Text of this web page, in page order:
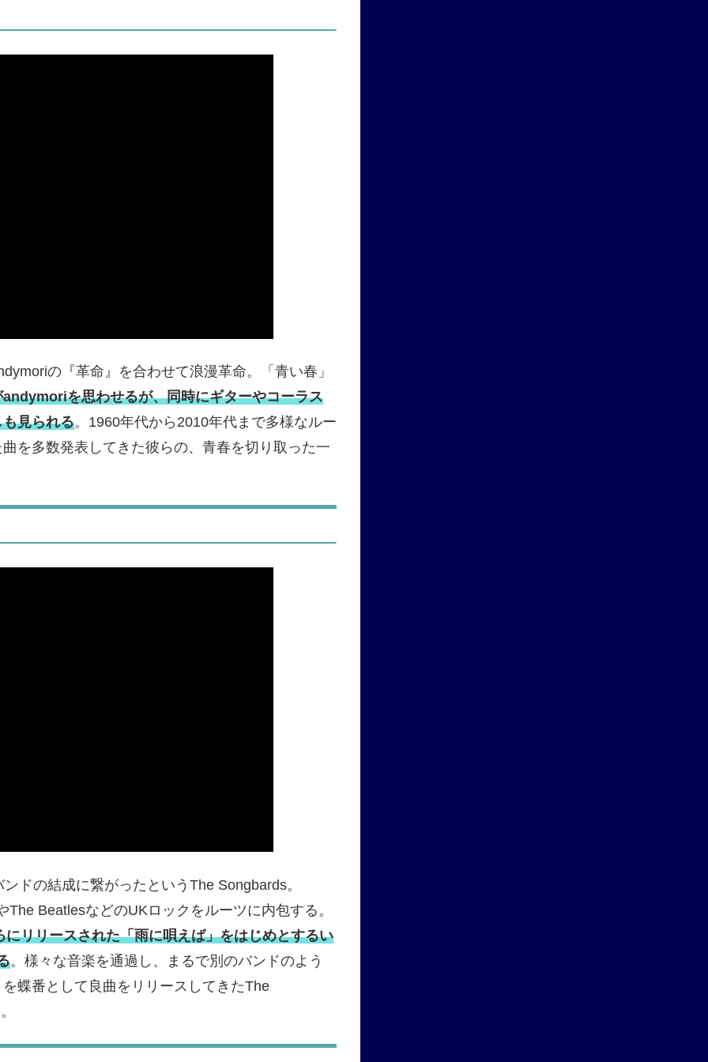
の『革命』を合わせて浪漫革命。「青い春」
を思わせるが、同時にギターやコーラス
見られる。1960年代から2010年代まで多様なルー
を多数発表してきた彼らの、青春を切り取った一
ドの結成に繋がったというThe Songbards。
BeatlesなどのUKロックをルーツに内包する。
リリースされた「雨に唄えば」をはじめとするい
。様々な音楽を通過し、まるで別のバンドのよう
蝶番として良曲をリリースしてきたThe